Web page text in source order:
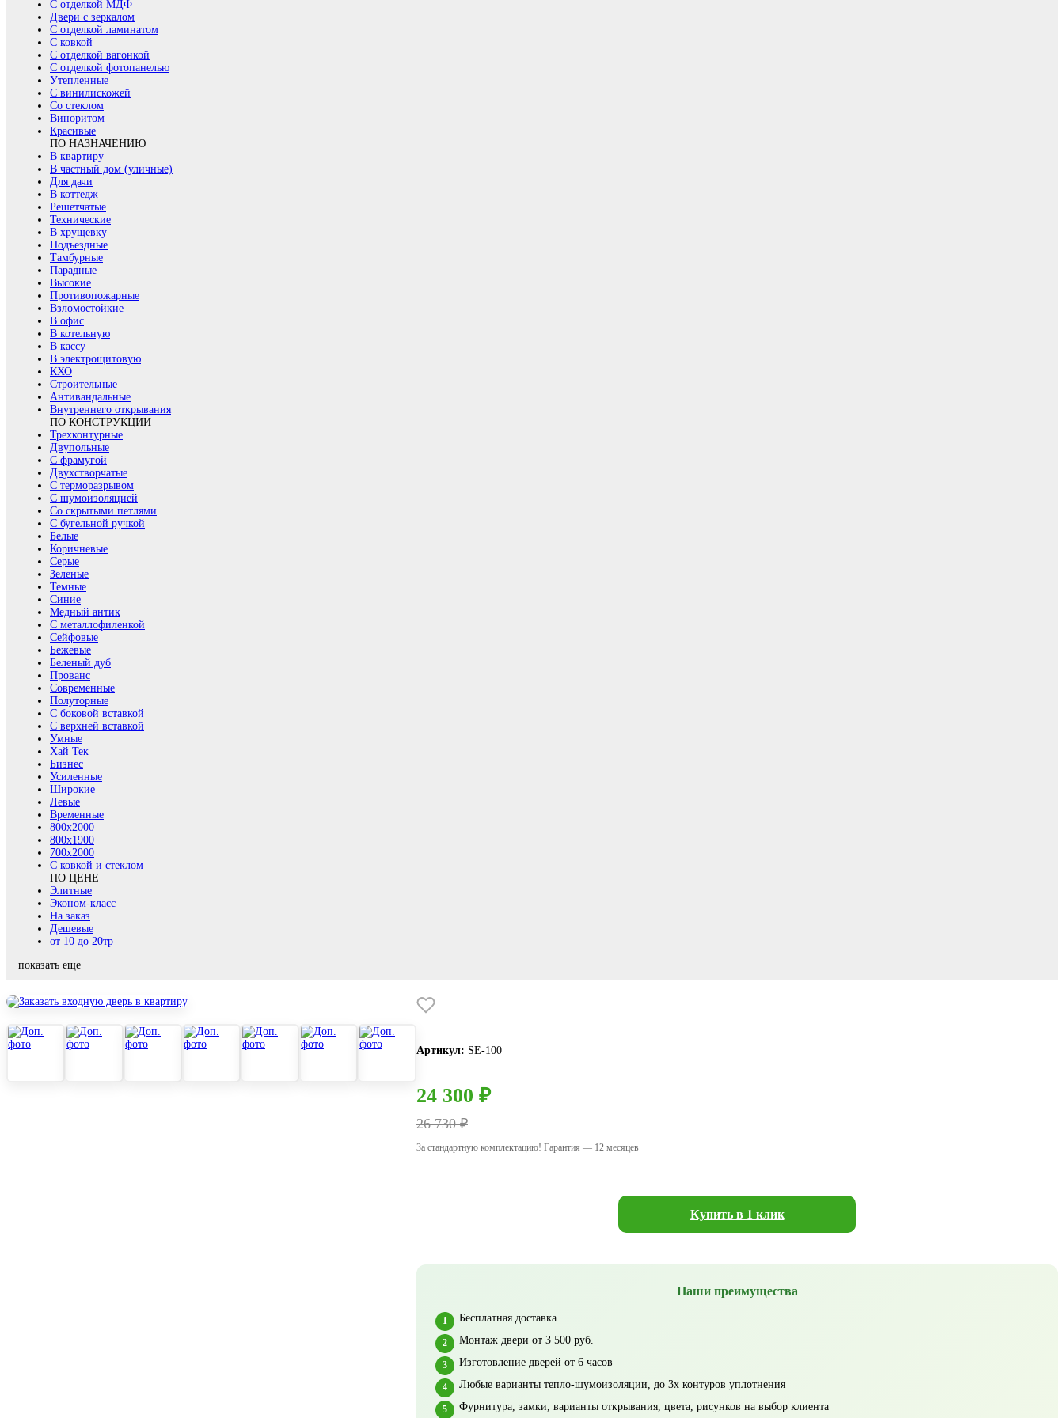
С отделкой МДФ
Двери с зеркалом
С отделкой ламинатом
С ковкой
С отделкой вагонкой
С отделкой фотопанелью
Утепленные
С винилискожей
Со стеклом
Виноритом
Красивые
ПО НАЗНАЧЕНИЮ
В квартиру
В частный дом (уличные)
Для дачи
В коттедж
Решетчатые
Технические
В хрущевку
Подъездные
Тамбурные
Парадные
Высокие
Противопожарные
Взломостойкие
В офис
В котельную
В кассу
В электрощитовую
КХО
Строительные
Антивандальные
Внутреннего открывания
ПО КОНСТРУКЦИИ
Трехконтурные
Двупольные
С фрамугой
Двухстворчатые
С терморазрывом
С шумоизоляцией
Со скрытыми петлями
С бугельной ручкой
Белые
Коричневые
Серые
Зеленые
Темные
Синие
Медный антик
С металлофиленкой
Сейфовые
Бежевые
Беленый дуб
Прованс
Современные
Полуторные
С боковой вставкой
С верхней вставкой
Умные
Хай Тек
Бизнес
Усиленные
Широкие
Левые
Временные
800х2000
800x1900
700x2000
С ковкой и стеклом
ПО ЦЕНЕ
Элитные
Эконом-класс
На заказ
Дешевые
от 10 до 20тр
показать еще
Артикул: SE-100
24 300 ₽
26 730 ₽
За стандартную комплектацию! Гарантия — 12 месяцев
Купить в 1 клик
Наши преимущества
Бесплатная доставка
Монтаж двери от 3 500 руб.
Изготовление дверей от 6 часов
Любые варианты тепло-шумоизоляции, до 3х контуров уплотнения
Фурнитура, замки, варианты открывания, цвета, рисунков на выбор клиента